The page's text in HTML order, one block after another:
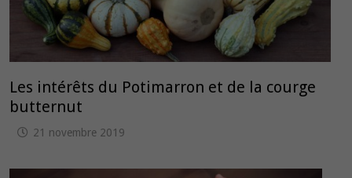
Les intérêts du Potimarron et de la courge
butternut
21 novembre 2019